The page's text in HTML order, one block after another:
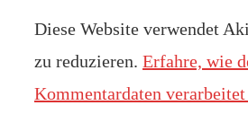
Diese Website verwendet
zu reduzieren. Erfahre, wie
Kommentardaten verarbeitet